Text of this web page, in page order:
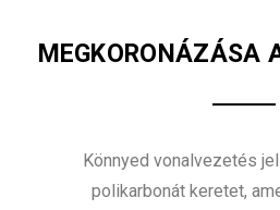
MEGKORONÁZÁSA
Könnyed vonalvezetés
polikarbonát keretet,